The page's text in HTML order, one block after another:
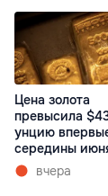
Цена золота
превысила
унцию
середины
вчера